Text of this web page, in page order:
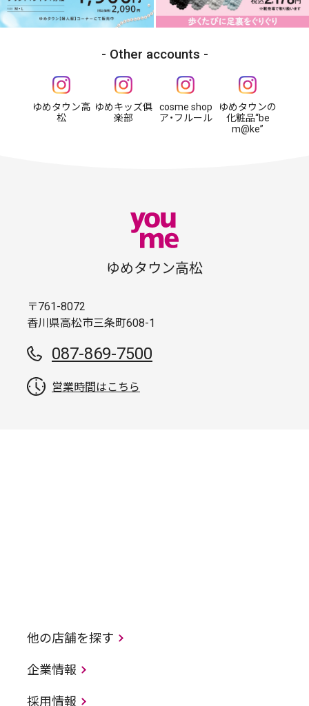
Other accounts
ゆめタウン高
松
ゆめキッズ俱
楽部
cosme shop
ア・フルール
ゆめタウンの
化粧品“be
m@ke”
ゆめタウン高松
〒761-8072
香川県高松市三条町608-1
087-869-7500
営業時間はこちら
他の店舗を探す
企業情報
採用情報